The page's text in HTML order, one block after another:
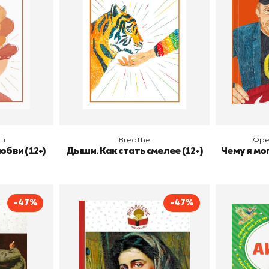
и Фербер
(12+)
Издательство
Манн, Иванов и Фербер
В корзину
Breathe
Дыши. Как стать смелее (12+)
В
Чему я
-47%
Чехов
-47%
Муму
Автор
Тургенев Иван Сергеевич
Издательство
Эксмо
Автор